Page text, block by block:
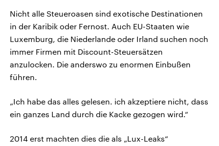
Nicht alle Steueroasen sind exotische Destinationen
in der Karibik oder Fernost. Auch EU-Staaten wie
Luxemburg, die Niederlande oder Irland suchen noch
immer Firmen mit Discount-Steuersätzen
anzulocken. Die anderswo zu enormen Einbußen
führen.
„Ich habe das alles gelesen. ich akzeptiere nicht, dass
ein ganzes Land durch die Kacke gezogen wird.“
2014 erst machten dies die als „Lux-Leaks“